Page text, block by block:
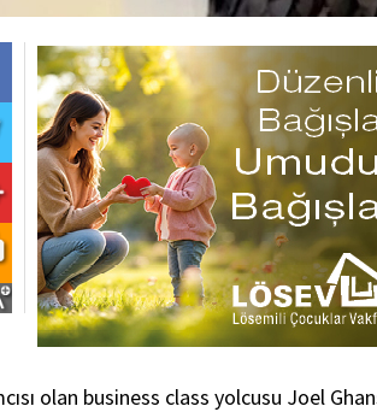
olan business class yolcusu Joel